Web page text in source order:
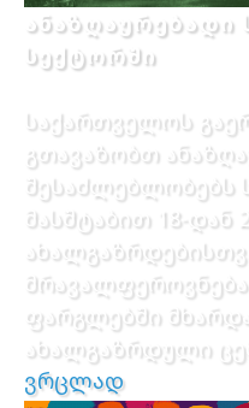
ანაზღაურებადი
სექტორში
საქართველოს
გთავაზობთ
შესაძლებლობებს
მასშტაბით 18-დან
ფარგლებში
ახალგაზრდული
ვრცლად